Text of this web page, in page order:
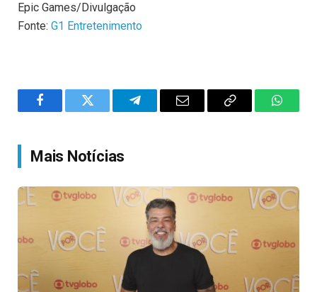
Epic Games/Divulgação
Fonte: G1 Entretenimento
FacebookTwitter TelegramEmail
Copy
Mais Notícias